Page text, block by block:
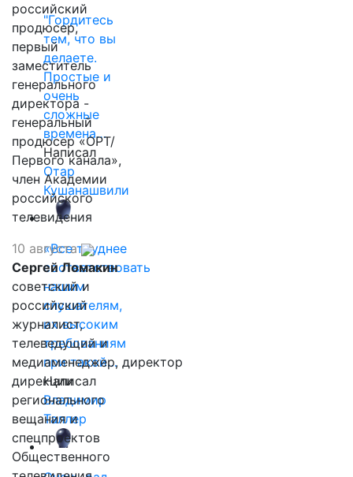
"Гордитесь
тем, что вы
делаете.
Простые и
очень
сложные
времена…
Написал
Отар
Кушанашвили
«Все труднее
соответствовать
нашим
слушателям,
их высоким
требованиям
при такой…
Написал
Владимир
Таллер
российский
продюсер,
первый
заместитель
генерального
директора -
генеральный
продюсер «ОРТ/
Первого канала»,
член Академии
российского
телевидения
10 августа
Сергей Ломакин
советский и
российский
журналист,
телеведущий и
медиаменеджер, директор
дирекции
регионального
вещания и
спецпроектов
Общественного